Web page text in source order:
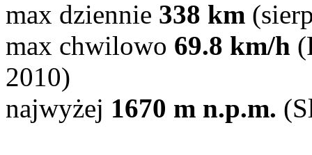
max dziennie 338 km
max chwilowo 69.8 km/h
2010)
najwyżej 1670 m n.p.m.